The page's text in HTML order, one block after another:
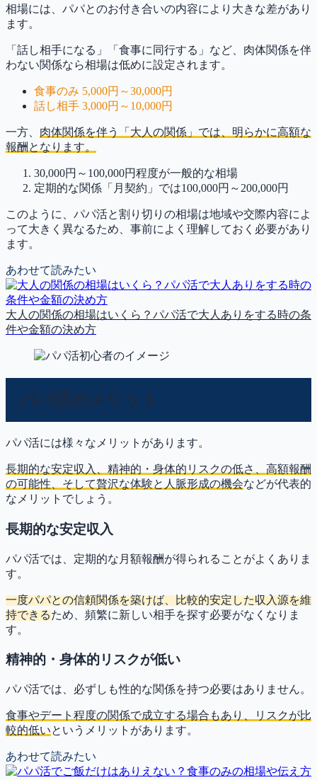
相場には、パパとのお付き合いの内容により大きな差があり
ます。
「話し相手になる」「食事に同行する」など、肉体関係を伴
わない関係なら相場は低めに設定されます。
食事のみ 5,000円～30,000円
話し相手 3,000円～10,000円
一方、 肉体関係を伴う「大人の関係」では、明らかに高額な
報酬となります。
30,000円～100,000円程度が一般的な相場
定期的な関係「月契約」では100,000円～200,000円
このように、パパ活と割り切りの相場は地域や交際内容によ
って大きく異なるため、事前によく理解しておく必要があり
ます。
あわせて読みたい
大人の関係の相場はいくら？パパ活で大人ありをする時の条
件や金額の決め方
パパ活のメリット
パパ活には様々なメリットがあります。
長期的な安定収入、精神的・身体的リスクの低さ、高額報酬
の可能性、そして贅沢な体験と人脈形成の機会などが代表的
なメリットでしょう。
長期的な安定収入
パパ活では、定期的な月額報酬が得られることがよくありま
す。
一度パパとの信頼関係を築けば、比較的安定した収入源を維
持できるため、頻繁に新しい相手を探す必要がなくなりま
す。
精神的・身体的リスクが低い
パパ活では、必ずしも性的な関係を持つ必要はありません。
食事やデート程度の関係で成立する場合もあり、リスクが比
較的低いというメリットがあります。
あわせて読みたい